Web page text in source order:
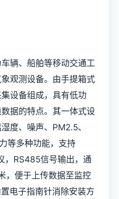
辆、船舶等移动交通工
观测设备。由手提箱式
设备组成，具有低功
据的特点。其一体式设
度、噪声、PM2.5、
等多种功能，支持
，RS485信号输出，通
，便于上传数据至监控
电子指南针消除安装方